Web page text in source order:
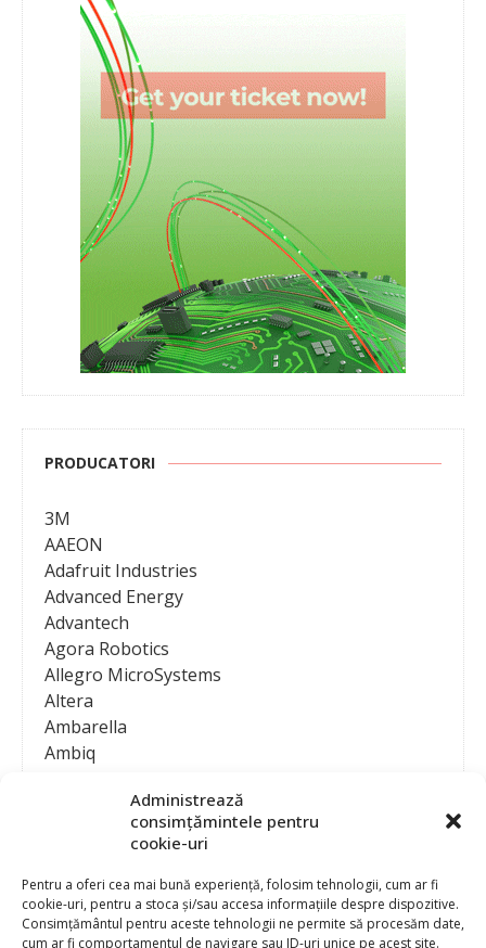
Administrează
consimțămintele pentru
cookie-uri
Pentru a oferi cea mai bună experiență, folosim tehnologii, cum ar fi
cookie-uri, pentru a stoca și/sau accesa informațiile despre dispozitive.
Consimțământul pentru aceste tehnologii ne permite să procesăm date,
cum ar fi comportamentul de navigare sau ID-uri unice pe acest site.
PRODUCATORI
3M
AAEON
Adafruit Industries
Advanced Energy
Advantech
Agora Robotics
Allegro MicroSystems
Altera
Ambarella
Ambiq
Analog Devices
Anritsu Corporation
Ansys
APS
Arduino